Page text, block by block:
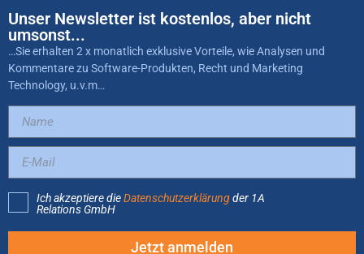
Unser Newsletter ist kostenlos, aber nicht
umsonst...
…Sie erhalten 2 x monatlich exklusive Vorteile, wie Analysen und
Kommentare zu Software-Produkten, Recht und Marketing
Technology, u.v.m…
Ich akzeptiere dieDatenschutzerklärungder 1A
Relations GmbH
Jetzt anmelden